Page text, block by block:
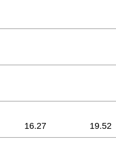
16.27 19.52